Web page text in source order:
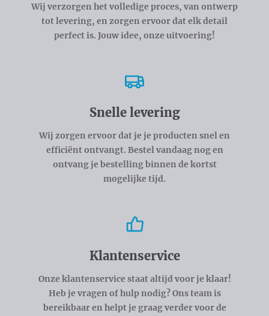
Wij verzorgen het volledige proces, van ontwerp
tot levering, en zorgen ervoor dat elk detail
perfect is. Jouw idee, onze uitvoering!
Snelle levering
Wij zorgen ervoor dat je je producten snel en
efficiënt ontvangt. Bestel vandaag nog en
ontvang je bestelling binnen de kortst
mogelijke tijd.
Klantenservice
Onze klantenservice staat altijd voor je klaar!
Heb je vragen of hulp nodig? Ons team is
bereikbaar en helpt je graag verder voor de